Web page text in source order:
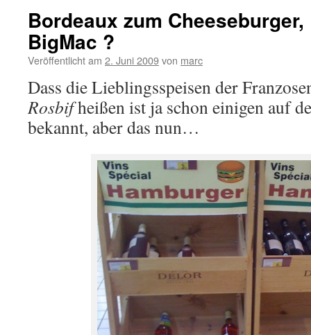
Bordeaux zum
BigMac ?
Veröffentlicht am 2. Juni 2009von marc
Dass die Lieblingsspeisen der
Rosbifheißen ist ja schon einigen auf
bekannt, aber das nun…